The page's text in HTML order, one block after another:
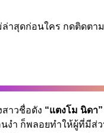
าสุดก่อนใคร กดติดตาม
าวชื่อดัง “แตงโม นิดา”
งำ ก็พลอยทำให้ผู้ที่มีส่